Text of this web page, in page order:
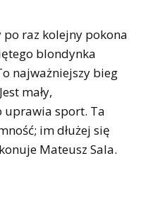
raz kolejny pokona
blondynka
najważniejszy bieg
mały,
uprawia sport. Ta
im dłużej się
Mateusz Sala.